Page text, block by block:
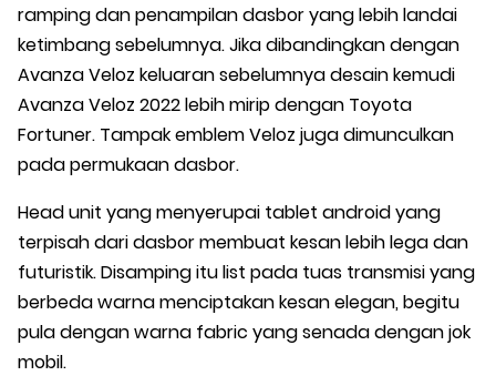
ramping dan penampilan dasbor yang lebih landai
ketimbang sebelumnya. Jika dibandingkan dengan
Avanza Veloz keluaran sebelumnya desain kemudi
Avanza Veloz 2022 lebih mirip dengan Toyota
Fortuner. Tampak emblem Veloz juga dimunculkan
pada permukaan dasbor.
Head unit yang menyerupai tablet android yang
terpisah dari dasbor membuat kesan lebih lega dan
futuristik. Disamping itu list pada tuas transmisi yang
berbeda warna menciptakan kesan elegan, begitu
pula dengan warna fabric yang senada dengan jok
mobil.